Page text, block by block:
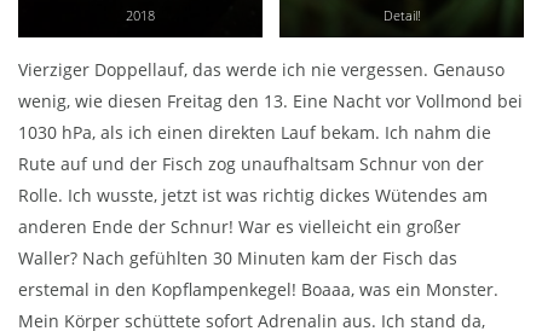
2018
Detail!
Vierziger Doppellauf, das werde ich nie vergessen. Genauso
wenig, wie diesen Freitag den 13. Eine Nacht vor Vollmond bei
1030 hPa, als ich einen direkten Lauf bekam. Ich nahm die
Rute auf und der Fisch zog unaufhaltsam Schnur von der
Rolle. Ich wusste, jetzt ist was richtig dickes Wütendes am
anderen Ende der Schnur! War es vielleicht ein großer
Waller? Nach gefühlten 30 Minuten kam der Fisch das
erstemal in den Kopflampenkegel! Boaaa, was ein Monster.
Mein Körper schüttete sofort Adrenalin aus. Ich stand da,